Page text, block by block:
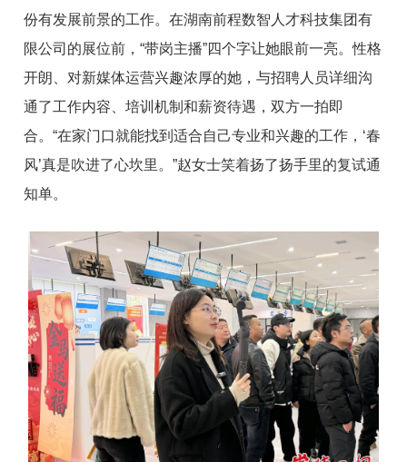
份有发展前景的工作。在湖南前程数智人才科技集团有
限公司的展位前，“带岗主播”四个字让她眼前一亮。性格
开朗、对新媒体运营兴趣浓厚的她，与招聘人员详细沟
通了工作内容、培训机制和薪资待遇，双方一拍即
合。“在家门口就能找到适合自己专业和兴趣的工作，‘春
风’真是吹进了心坎里。”赵女士笑着扬了扬手里的复试通
知单。